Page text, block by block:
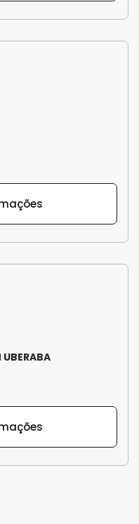
UBERABA